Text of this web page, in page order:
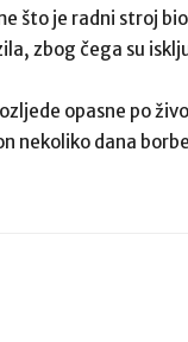
što je radni stroj
zbog čega su
opasne po
nekoliko dana